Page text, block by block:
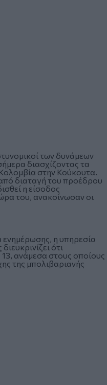
των δυνάμεων
διασχίζοντας τα
στην Κούκουτα.
διαταγή του προέδρου
η είσοδος
του, ανακοίνωσαν οι
η υπηρεσία
ότι
13, ανάμεσα στους οποίους
της μπολιβαριανής